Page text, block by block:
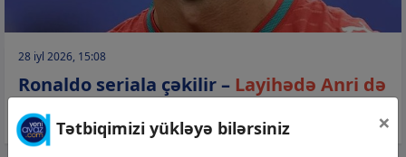
28 iyl 2026, 15:08
Ronaldo seriala çəkilir – Layihədə Anri də
var…
Tətbiqimizi yükləyə bilərsiniz ×